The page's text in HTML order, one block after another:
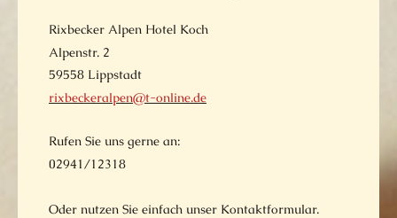
Rixbecker Alpen Hotel Koch
Alpenstr. 2
59558 Lippstadt
rixbeckeralpen@t-online.de
Rufen Sie uns gerne an:
02941/12318
Oder nutzen Sie einfach unser Kontaktformular.